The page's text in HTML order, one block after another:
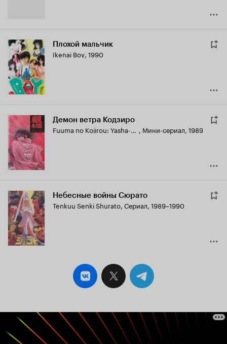
Плохой мальчик
Ikenai Boy, 1990
Демон ветра Кодзиро
Fuuma no Kojirou: Yasha-hen , Мини-сериал, 1989
Небесные войны Сюрато
Tenkuu Senki Shurato, Сериал, 1989–1990